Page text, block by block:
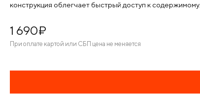
конструкция облегчает быстрый доступ к содержимому.
1 690¤
При оплате картой или СБП цена не меняется